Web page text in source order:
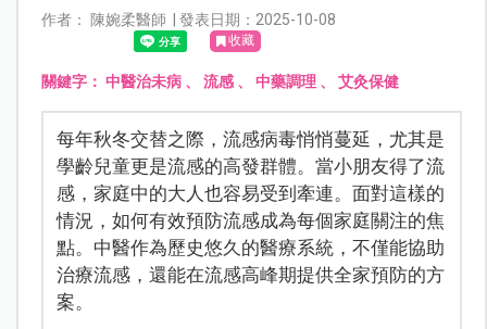
作者： 陳婉柔醫師 | 發表日期：2025-10-08
收藏
關鍵字： 中醫治未病、 流感、 中藥調理、 艾灸保健
每年秋冬交替之際，流感病毒悄悄蔓延，尤其是
學齡兒童更是流感的高發群體。當小朋友得了流
感，家庭中的大人也容易受到牽連。面對這樣的
情況，如何有效預防流感成為每個家庭關注的焦
點。中醫作為歷史悠久的醫療系統，不僅能協助
治療流感，還能在流感高峰期提供全家預防的方
案。